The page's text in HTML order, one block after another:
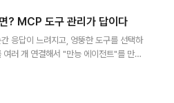
유의 출처이 비유는 Claude Code를 효
널리 공유되는 멘탈 모델입니다."Claud
engineers ..
MCP 도구 관리가 답이다
응답이 느려지고, 엉뚱한 도구를 선택하
러 개 연결해서 "만능 에이전트"를 만들
정리합니다.TL;DRMCP 도구는 매 요청